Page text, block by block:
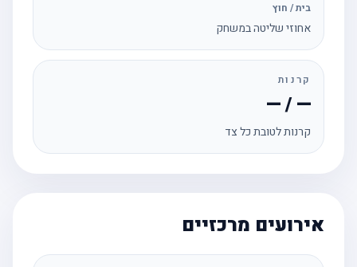
בית / חוץ
אחוזי שליטה במשחק
קרנות
— / —
קרנות לטובת כל צד
אירועים מרכזיים